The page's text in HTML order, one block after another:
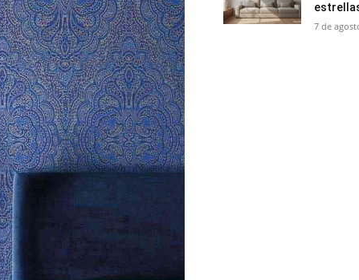
7 de